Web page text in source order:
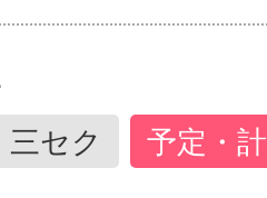
セク 予定・